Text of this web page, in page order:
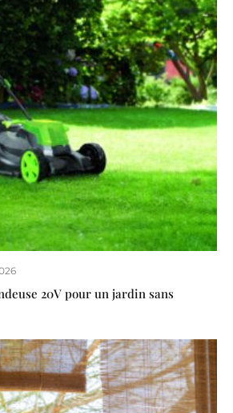
20V pour un jardin sans